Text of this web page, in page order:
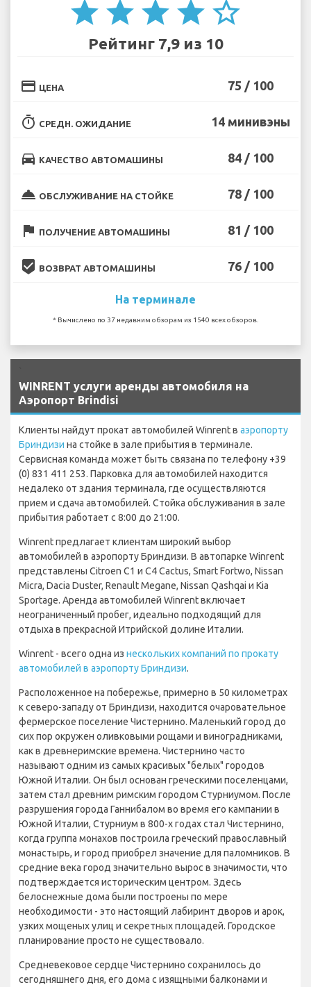
star star star star star_border
Рейтинг 7,9 из 10
credit_card ЦЕНА 75 / 100
timer СРЕДН. ОЖИДАНИЕ 14 минивэны
directions_car КАЧЕСТВО АВТОМАШИНЫ 84 / 100
room_service ОБСЛУЖИВАНИЕ НА СТОЙКЕ 78 / 100
flag ПОЛУЧЕНИЕ АВТОМАШИНЫ 81 / 100
beenhere ВОЗВРАТ АВТОМАШИНЫ 76 / 100
На терминале
* Вычислено по 37 недавним обзорам из 1540 всех обзоров.
WINRENT услуги аренды автомобиля на
Аэропорт Brindisi
Клиенты найдут прокат автомобилей Winrent в аэропорту
Бриндизи на стойке в зале прибытия в терминале.
Сервисная команда может быть связана по телефону +39
(0) 831 411 253. Парковка для автомобилей находится
недалеко от здания терминала, где осуществляются
прием и сдача автомобилей. Стойка обслуживания в зале
прибытия работает с 8:00 до 21:00.
Winrent предлагает клиентам широкий выбор
автомобилей в аэропорту Бриндизи. В автопарке Winrent
представлены Citroen C1 и C4 Cactus, Smart Fortwo, Nissan
Micra, Dacia Duster, Renault Megane, Nissan Qashqai и Kia
Sportage. Аренда автомобилей Winrent включает
неограниченный пробег, идеально подходящий для
отдыха в прекрасной Итрийской долине Италии.
Winrent - всего одна из нескольких компаний по прокату
автомобилей в аэропорту Бриндизи.
Расположенное на побережье, примерно в 50 километрах
к северо-западу от Бриндизи, находится очаровательное
фермерское поселение Чистернино. Маленький город до
сих пор окружен оливковыми рощами и виноградниками,
как в древнеримские времена. Чистернино часто
называют одним из самых красивых "белых" городов
Южной Италии. Он был основан греческими поселенцами,
затем стал древним римским городом Стурниумом. После
разрушения города Ганнибалом во время его кампании в
Южной Италии, Стурниум в 800-х годах стал Чистернино,
когда группа монахов построила греческий православный
монастырь, и город приобрел значение для паломников. В
средние века город значительно вырос в значимости, что
подтверждается историческим центром. Здесь
белоснежные дома были построены по мере
необходимости - это настоящий лабиринт дворов и арок,
узких мощеных улиц и секретных площадей. Городское
планирование просто не существовало.
Средневековое сердце Чистернино сохранилось до
сегодняшнего дня, его дома с изящными балконами и